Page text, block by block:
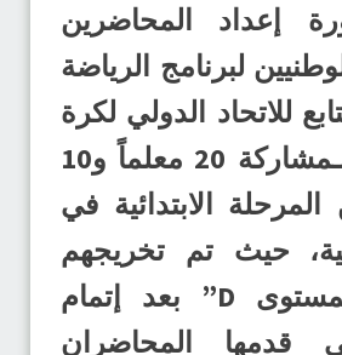
دورة إعداد المحاضرين
لبرنامج الرياضة
للاتحاد الدولي لكرة
اليد، وذلك بـمشاركة 20 معلماً و10
الابتدائية في
حيث تم تخريجهم
بشهادة “المستوى D” بعد إتمام
قدمها المحاضران